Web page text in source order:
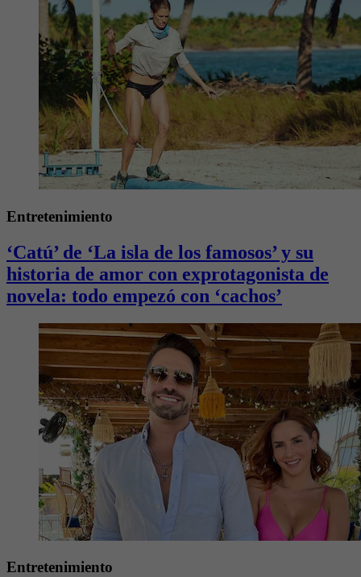
Entretenimiento
‘Catú’ de ‘La isla de los famosos’ y su
historia de amor con exprotagonista de
novela: todo empezó con ‘cachos’
Entretenimiento